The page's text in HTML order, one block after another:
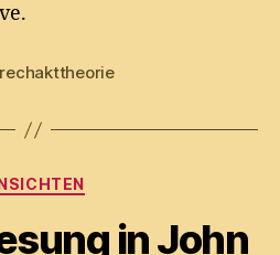
Categories
in John